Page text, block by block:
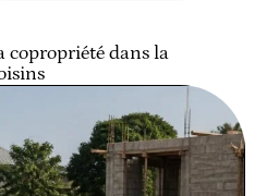
copropriété dans la